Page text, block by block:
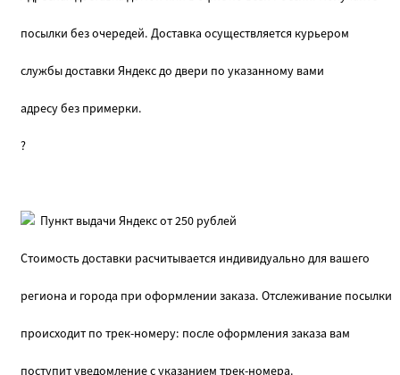
посылки без очередей. Доставка осуществляется курьером
службы доставки Яндекс до двери по указанному вами
адресу без примерки.
?
Пункт выдачи Яндекс от 250 рублей
Стоимость доставки расчитывается индивидуально для вашего
региона и города при оформлении заказа. Отслеживание посылки
происходит по трек-номеру: после оформления заказа вам